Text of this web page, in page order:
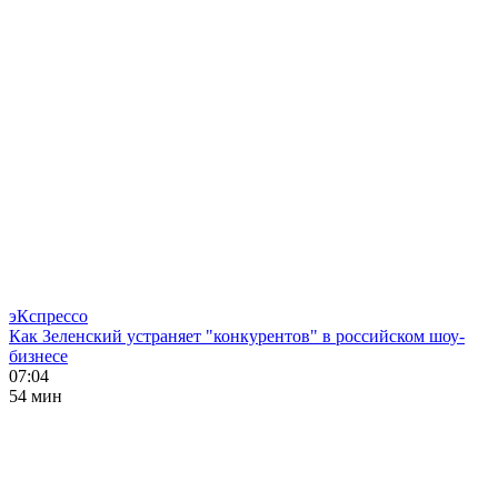
эКспрессо
Как Зеленский устраняет "конкурентов" в российском шоу-
бизнесе
07:04
54 мин